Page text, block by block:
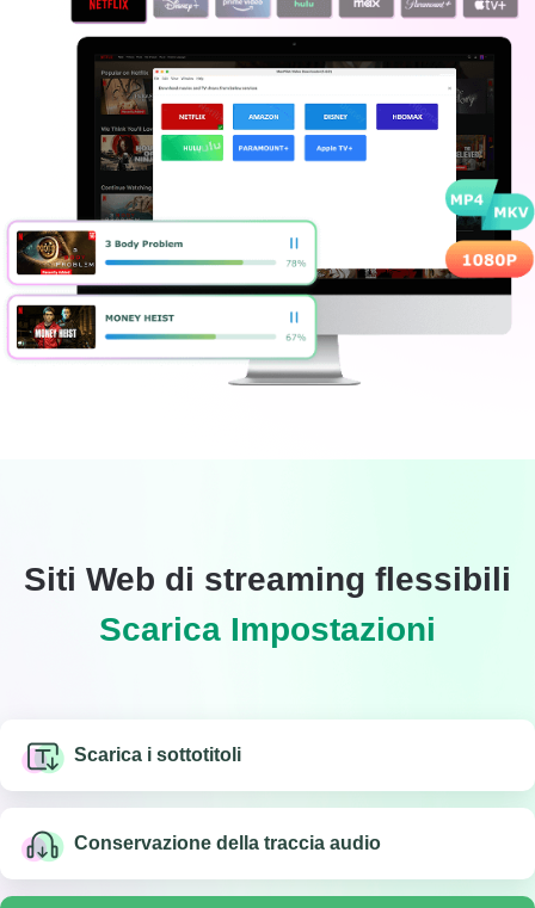
Siti Web di streaming flessibili
Scarica Impostazioni
Scarica i sottotitoli
Conservazione della traccia audio